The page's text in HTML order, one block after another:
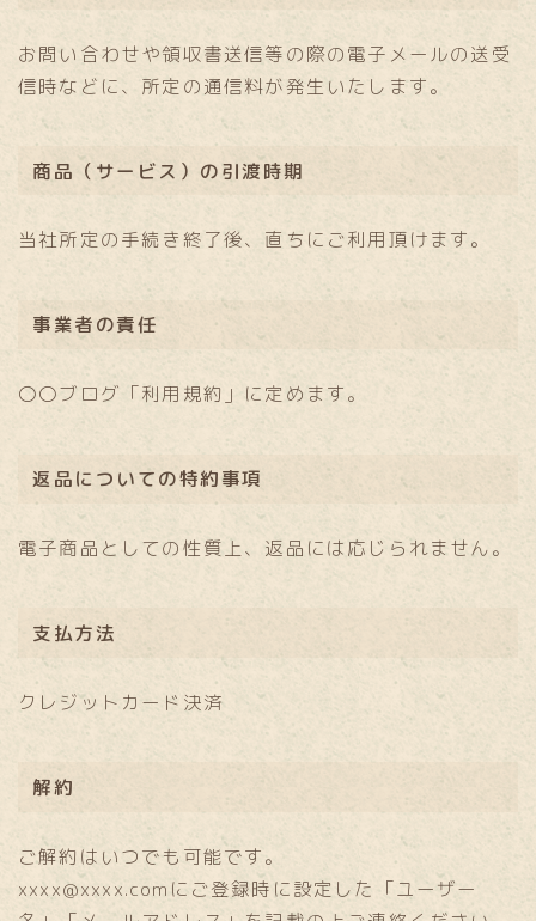
お問い合わせや領収書送信等の際の電子メールの送受
信時などに、所定の通信料が発生いたします。
商品（サービス）の引渡時期
当社所定の手続き終了後、直ちにご利用頂けます。
事業者の責任
〇〇ブログ「利用規約」に定めます。
返品についての特約事項
電子商品としての性質上、返品には応じられません。
支払方法
クレジットカード決済
解約
ご解約はいつでも可能です。
xxxx@xxxx.comにご登録時に設定した「ユーザー